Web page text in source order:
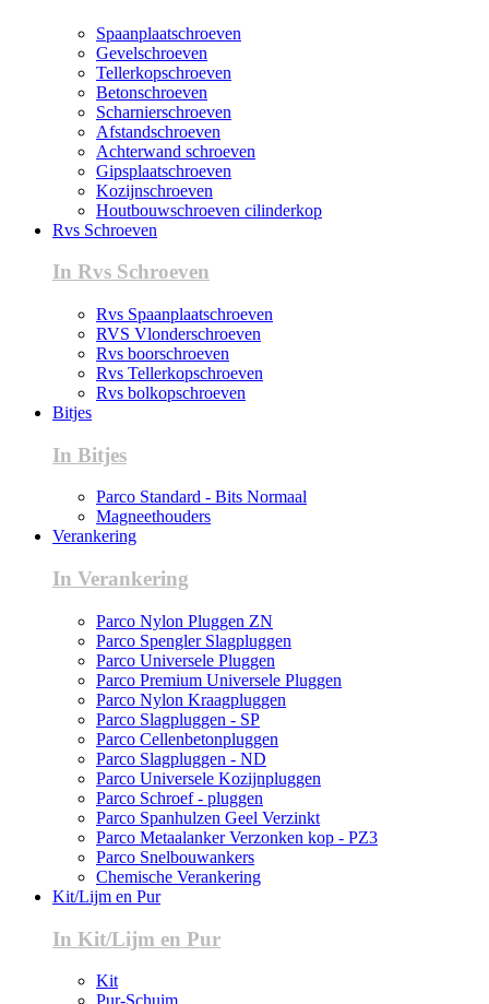
Spaanplaatschroeven
Gevelschroeven
Tellerkopschroeven
Betonschroeven
Scharnierschroeven
Afstandschroeven
Achterwand schroeven
Gipsplaatschroeven
Kozijnschroeven
Houtbouwschroeven cilinderkop
Rvs Schroeven
In Rvs Schroeven
Rvs Spaanplaatschroeven
RVS Vlonderschroeven
Rvs boorschroeven
Rvs Tellerkopschroeven
Rvs bolkopschroeven
Bitjes
In Bitjes
Parco Standard - Bits Normaal
Magneethouders
Verankering
In Verankering
Parco Nylon Pluggen ZN
Parco Spengler Slagpluggen
Parco Universele Pluggen
Parco Premium Universele Pluggen
Parco Nylon Kraagpluggen
Parco Slagpluggen - SP
Parco Cellenbetonpluggen
Parco Slagpluggen - ND
Parco Universele Kozijnpluggen
Parco Schroef - pluggen
Parco Spanhulzen Geel Verzinkt
Parco Metaalanker Verzonken kop - PZ3
Parco Snelbouwankers
Chemische Verankering
Kit/Lijm en Pur
In Kit/Lijm en Pur
Kit